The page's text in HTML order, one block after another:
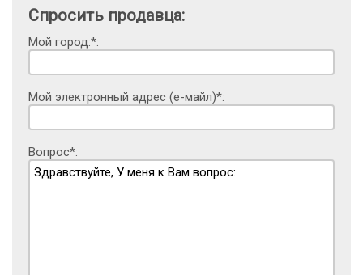
Спросить продавца:
Мой город:*:
Мой электронный адрес (е-майл)*:
Вопрос*: